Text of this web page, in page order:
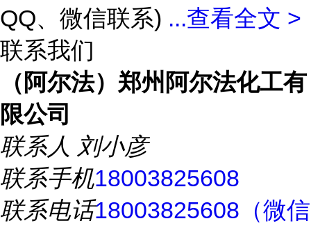
QQ、微信联系) ...查看全文 >
联系我们
（阿尔法）郑州阿尔法化工有
限公司
联系人 刘小彦
联系手机18003825608
联系电话18003825608（微信